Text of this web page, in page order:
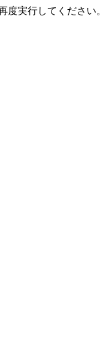
度実行してください。